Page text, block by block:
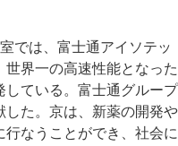
では、富士通アイソテッ
界一の高速性能となった
している。富士通グループ
た。京は、新薬の開発や
なうことができ、社会に